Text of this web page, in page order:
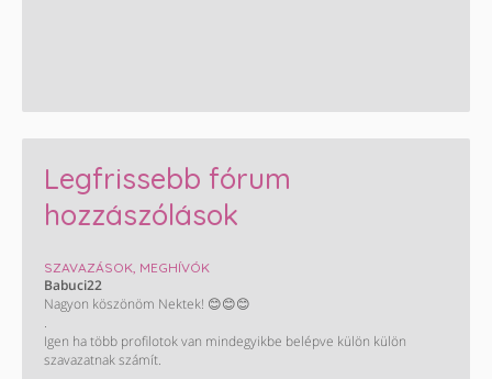
Legfrissebb fórum
hozzászólások
SZAVAZÁSOK, MEGHÍVÓK
Babuci22
Nagyon köszönöm Nektek! 😊😊😊
.
Igen ha több profilotok van mindegyikbe belépve külön külön
szavazatnak számít.